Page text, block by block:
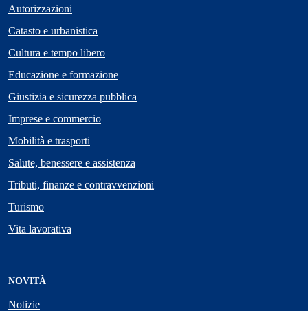
Autorizzazioni
Catasto e urbanistica
Cultura e tempo libero
Educazione e formazione
Giustizia e sicurezza pubblica
Imprese e commercio
Mobilità e trasporti
Salute, benessere e assistenza
Tributi, finanze e contravvenzioni
Turismo
Vita lavorativa
NOVITÀ
Notizie